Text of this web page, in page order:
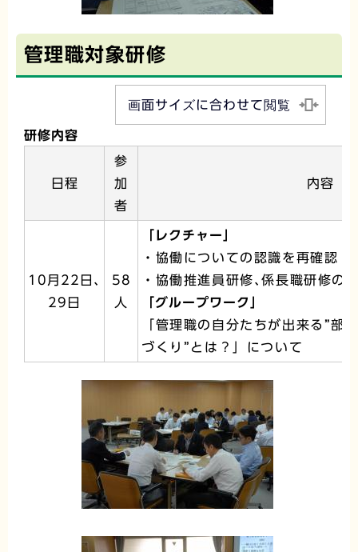
管理職対象研修
画面サイズに合わせて閲覧
研修内容
日程
参
加
者
内容
10月22日､
29日
58
人
「レクチャー」
・協働についての認識を再確認・
・協働推進員研修､係長職研修の
「グループワーク」
「管理職の自分たちが出来る”部
づくり”とは？」について